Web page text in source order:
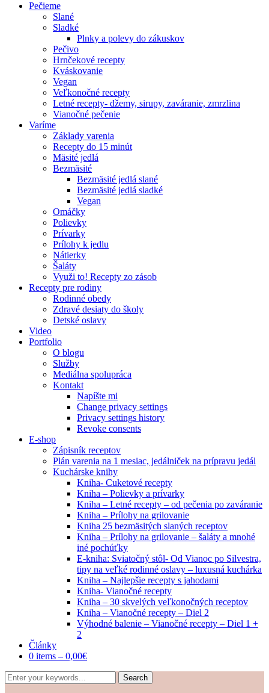
Pečieme
Slané
Sladké
Plnky a polevy do zákuskov
Pečivo
Hrnčekové recepty
Kváskovanie
Vegan
Veľkonočné recepty
Letné recepty- džemy, sirupy, zaváranie, zmrzlina
Vianočné pečenie
Varíme
Základy varenia
Recepty do 15 minút
Mäsité jedlá
Bezmäsité
Bezmäsité jedlá slané
Bezmäsité jedlá sladké
Vegan
Omáčky
Polievky
Prívarky
Prílohy k jedlu
Nátierky
Šaláty
Využi to! Recepty zo zásob
Recepty pre rodiny
Rodinné obedy
Zdravé desiaty do školy
Detské oslavy
Video
Portfolio
O blogu
Služby
Mediálna spolupráca
Kontakt
Napíšte mi
Change privacy settings
Privacy settings history
Revoke consents
E-shop
Zápisník receptov
Plán varenia na 1 mesiac, jedálniček na prípravu jedál
Kuchárske knihy
Kniha- Cuketové recepty
Kniha – Polievky a prívarky
Kniha – Letné recepty – od pečenia po zaváranie
Kniha – Prílohy na grilovanie
Kniha 25 bezmäsitých slaných receptov
Kniha – Prílohy na grilovanie – šaláty a mnohé
iné pochúťky
E-kniha: Sviatočný stôl- Od Vianoc po Silvestra,
tipy na veľké rodinné oslavy – luxusná kuchárka
Kniha – Najlepšie recepty s jahodami
Kniha- Vianočné recepty
Kniha – 30 skvelých veľkonočných receptov
Kniha – Vianočné recepty – Diel 2
Výhodné balenie – Vianočné recepty – Diel 1 +
2
Články
0 items – 0,00€